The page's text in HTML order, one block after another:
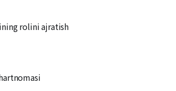
rolini ajratish